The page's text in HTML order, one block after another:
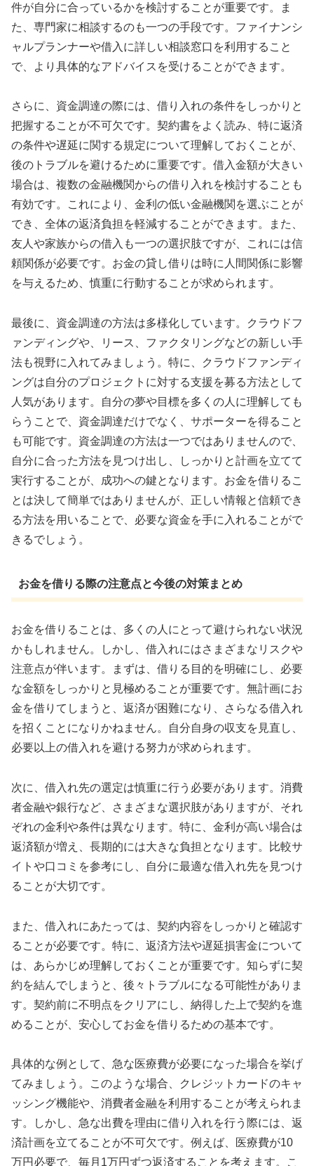
件が自分に合っているかを検討することが重要です。ま
た、専門家に相談するのも一つの手段です。ファイナンシ
ャルプランナーや借入に詳しい相談窓口を利用すること
で、より具体的なアドバイスを受けることができます。
さらに、資金調達の際には、借り入れの条件をしっかりと
把握することが不可欠です。契約書をよく読み、特に返済
の条件や遅延に関する規定について理解しておくことが、
後のトラブルを避けるために重要です。借入金額が大きい
場合は、複数の金融機関からの借り入れを検討することも
有効です。これにより、金利の低い金融機関を選ぶことが
でき、全体の返済負担を軽減することができます。また、
友人や家族からの借入も一つの選択肢ですが、これには信
頼関係が必要です。お金の貸し借りは時に人間関係に影響
を与えるため、慎重に行動することが求められます。
最後に、資金調達の方法は多様化しています。クラウドフ
ァンディングや、リース、ファクタリングなどの新しい手
法も視野に入れてみましょう。特に、クラウドファンディ
ングは自分のプロジェクトに対する支援を募る方法として
人気があります。自分の夢や目標を多くの人に理解しても
らうことで、資金調達だけでなく、サポーターを得ること
も可能です。資金調達の方法は一つではありませんので、
自分に合った方法を見つけ出し、しっかりと計画を立てて
実行することが、成功への鍵となります。お金を借りるこ
とは決して簡単ではありませんが、正しい情報と信頼でき
る方法を用いることで、必要な資金を手に入れることがで
きるでしょう。
お金を借りる際の注意点と今後の対策まとめ
お金を借りることは、多くの人にとって避けられない状況
かもしれません。しかし、借入れにはさまざまなリスクや
注意点が伴います。まずは、借りる目的を明確にし、必要
な金額をしっかりと見極めることが重要です。無計画にお
金を借りてしまうと、返済が困難になり、さらなる借入れ
を招くことになりかねません。自分自身の収支を見直し、
必要以上の借入れを避ける努力が求められます。
次に、借入れ先の選定は慎重に行う必要があります。消費
者金融や銀行など、さまざまな選択肢がありますが、それ
ぞれの金利や条件は異なります。特に、金利が高い場合は
返済額が増え、長期的には大きな負担となります。比較サ
イトや口コミを参考にし、自分に最適な借入れ先を見つけ
ることが大切です。
また、借入れにあたっては、契約内容をしっかりと確認す
ることが必要です。特に、返済方法や遅延損害金について
は、あらかじめ理解しておくことが重要です。知らずに契
約を結んでしまうと、後々トラブルになる可能性がありま
す。契約前に不明点をクリアにし、納得した上で契約を進
めることが、安心してお金を借りるための基本です。
具体的な例として、急な医療費が必要になった場合を挙げ
てみましょう。このような場合、クレジットカードのキャ
ッシング機能や、消費者金融を利用することが考えられま
す。しかし、急な出費を理由に借り入れを行う際には、返
済計画を立てることが不可欠です。例えば、医療費が10
万円必要で、毎月1万円ずつ返済することを考えます。こ